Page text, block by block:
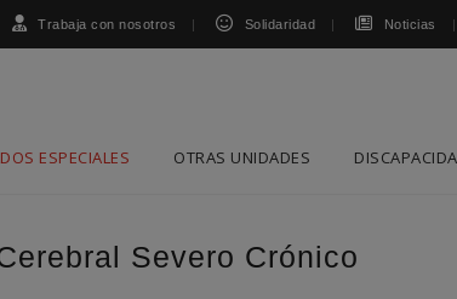
Trabaja con nosotros Solidaridad Noticias
ESPECIALES OTRAS UNIDADES
Severo Crónico